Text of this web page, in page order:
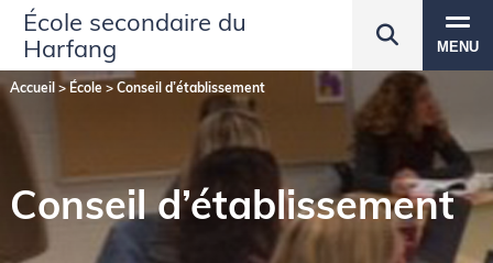
École secondaire du
Harfang
MENU
Accueil>École > Conseil d’établissement
Conseil d’établissement